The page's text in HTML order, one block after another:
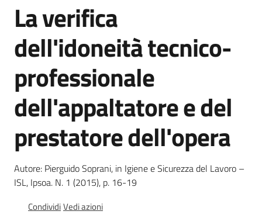
Sicurezza
nelle
costruzioni
Coordinamento
prevenzione
vigilanza
Servizi
La verifica
dell'idoneità tecnico-
professionale
dell'appaltatore e del
prestatore dell'opera
Autore: Pierguido Soprani, in Igiene e Sicurezza del Lavoro –
ISL, Ipsoa. N. 1 (2015), p. 16-19
CondividiVedi azioni